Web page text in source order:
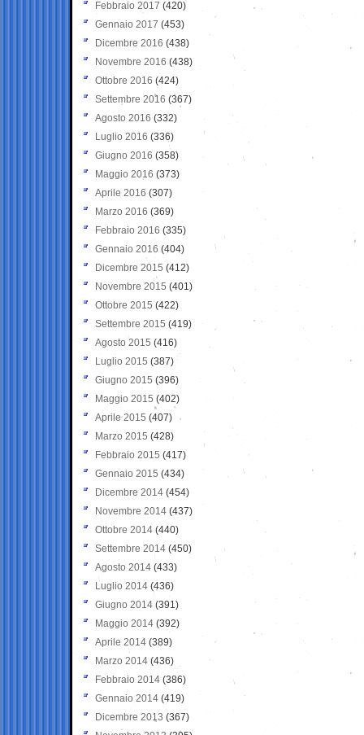
Febbraio 2017 (420)
Gennaio 2017 (453)
Dicembre 2016 (438)
Novembre 2016 (438)
Ottobre 2016 (424)
Settembre 2016 (367)
Agosto 2016 (332)
Luglio 2016 (336)
Giugno 2016 (358)
Maggio 2016 (373)
Aprile 2016 (307)
Marzo 2016 (369)
Febbraio 2016 (335)
Gennaio 2016 (404)
Dicembre 2015 (412)
Novembre 2015 (401)
Ottobre 2015 (422)
Settembre 2015 (419)
Agosto 2015 (416)
Luglio 2015 (387)
Giugno 2015 (396)
Maggio 2015 (402)
Aprile 2015 (407)
Marzo 2015 (428)
Febbraio 2015 (417)
Gennaio 2015 (434)
Dicembre 2014 (454)
Novembre 2014 (437)
Ottobre 2014 (440)
Settembre 2014 (450)
Agosto 2014 (433)
Luglio 2014 (436)
Giugno 2014 (391)
Maggio 2014 (392)
Aprile 2014 (389)
Marzo 2014 (436)
Febbraio 2014 (386)
Gennaio 2014 (419)
Dicembre 2013 (367)